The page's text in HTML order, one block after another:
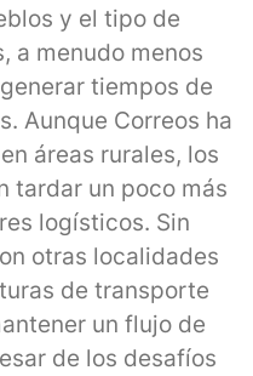
y el tipo de
a menudo menos
tiempos de
Aunque Correos ha
áreas rurales, los
tardar un poco más
logísticos. Sin
otras localidades
de transporte
un flujo de
de los desafíos